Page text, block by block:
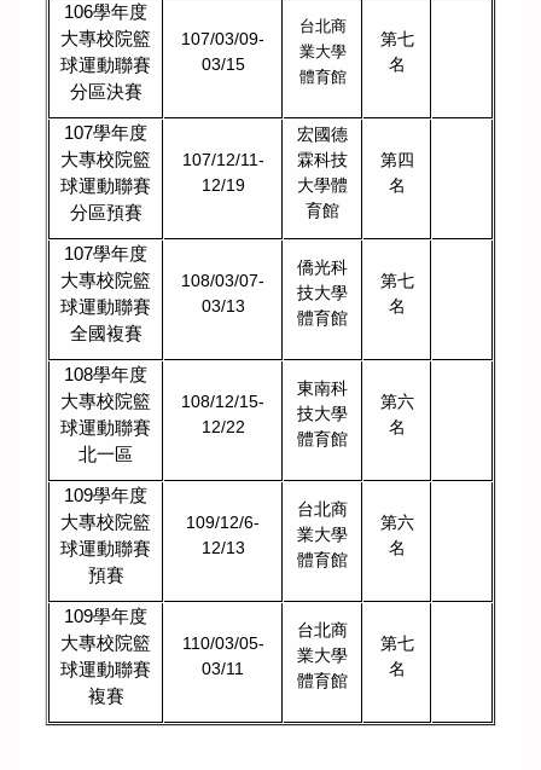
106學年度
大專校院籃
球運動聯賽
分區決賽
107/03/09-
03/15
台北商
業大學
體育館
第七
名
107學年度
大專校院籃
球運動聯賽
分區預賽
107/12/11-
12/19
宏國德
霖科技
大學體
育館
第四
名
107學年度
大專校院籃
球運動聯賽
全國複賽
108/03/07-
03/13
僑光科
技大學
體育館
第七
名
108學年度
大專校院籃
球運動聯賽
北一區
108/12/15-
12/22
東南科
技大學
體育館
第六
名
109學年度
大專校院籃
球運動聯賽
預賽
109/12/6-
12/13
台北商
業大學
體育館
第六
名
109學年度
大專校院籃
球運動聯賽
複賽
110/03/05-
03/11
台北商
業大學
體育館
第七
名